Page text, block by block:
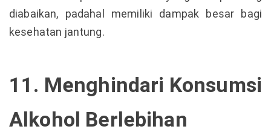
diabaikan, padahal memiliki dampak besar bagi
kesehatan jantung.
11. Menghindari Konsumsi
Alkohol Berlebihan